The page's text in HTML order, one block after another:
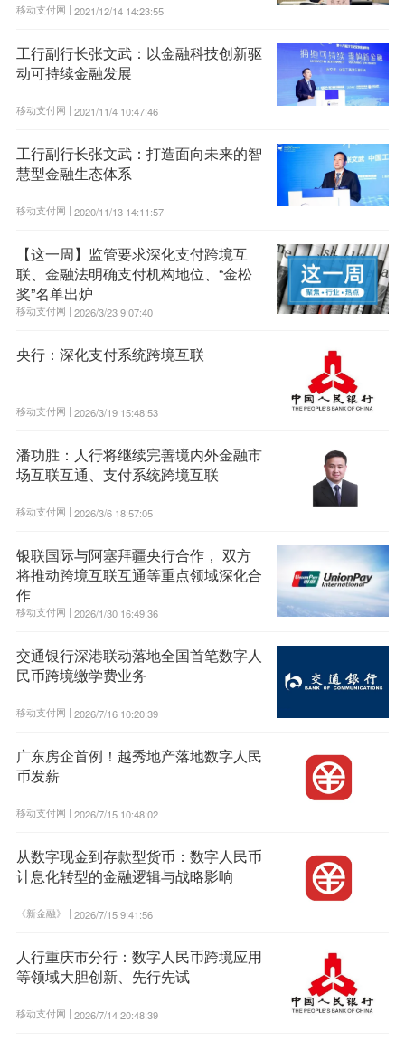
移动支付网 | 2021/12/14 14:23:55
工行副行长张文武：以金融科技创新驱
动可持续金融发展
移动支付网 | 2021/11/4 10:47:46
工行副行长张文武：打造面向未来的智
慧型金融生态体系
移动支付网 | 2020/11/13 14:11:57
【这一周】监管要求深化支付跨境互
联、金融法明确支付机构地位、“金松
奖”名单出炉
移动支付网 | 2026/3/23 9:07:40
央行：深化支付系统跨境互联
移动支付网 | 2026/3/19 15:48:53
潘功胜：人行将继续完善境内外金融市
场互联互通、支付系统跨境互联
移动支付网 | 2026/3/6 18:57:05
银联国际与阿塞拜疆央行合作， 双方
将推动跨境互联互通等重点领域深化合
作
移动支付网 | 2026/1/30 16:49:36
交通银行深港联动落地全国首笔数字人
民币跨境缴学费业务
移动支付网 | 2026/7/16 10:20:39
广东房企首例！越秀地产落地数字人民
币发薪
移动支付网 | 2026/7/15 10:48:02
从数字现金到存款型货币：数字人民币
计息化转型的金融逻辑与战略影响
《新金融》 | 2026/7/15 9:41:56
人行重庆市分行：数字人民币跨境应用
等领域大胆创新、先行先试
移动支付网 | 2026/7/14 20:48:39